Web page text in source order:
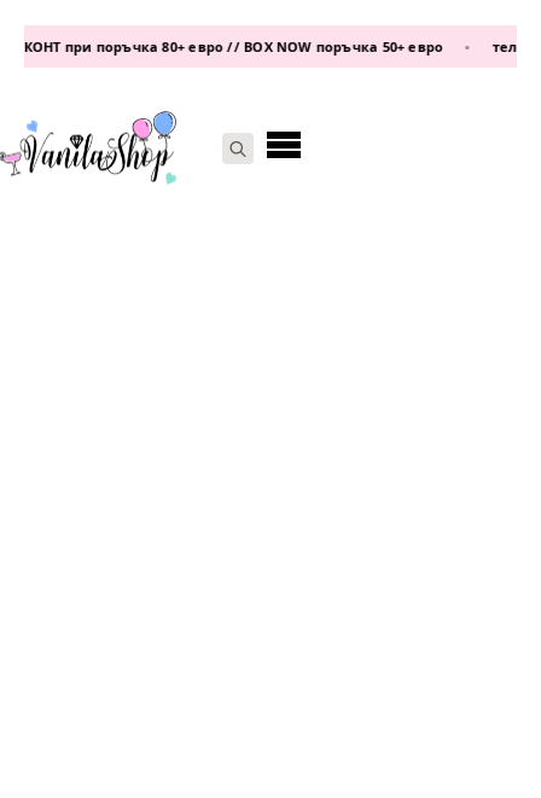
при поръчка 80+ евро // BOX NOW поръчка 50+ евро • телефон: